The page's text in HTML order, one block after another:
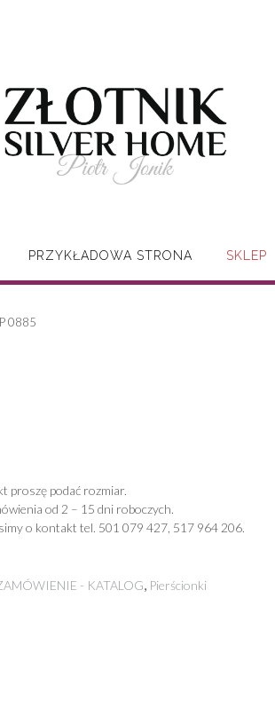
PRZYKŁADOWA STRONA SKLEP
0885
proszę podać rozmiar.
od 2 – 15 dni roboczych.
o kontakt tel. 501 079 427, 517 964 206.
- KATALOG Pierścionki